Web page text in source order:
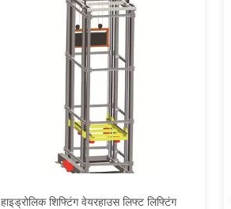
हाइड्रोलिक शिफ्टिंग वेयरहाउस लिफ्ट लिफ्टिंग